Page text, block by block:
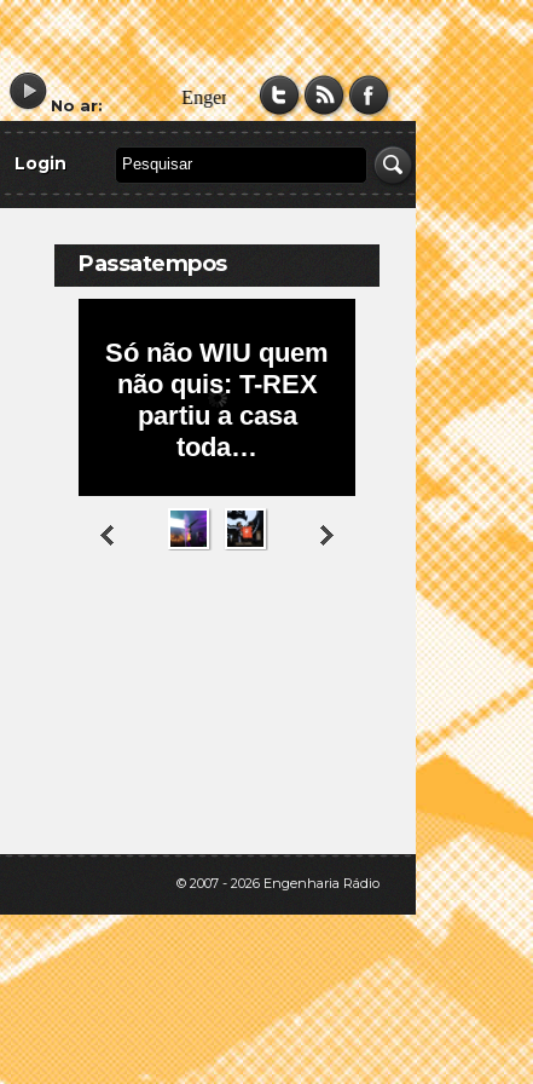
No ar:
Login
Passatempos
© 2007 - 2026 Engenharia Rádio